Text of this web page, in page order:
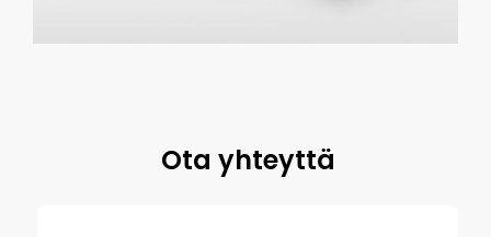
Ota yhteyttä